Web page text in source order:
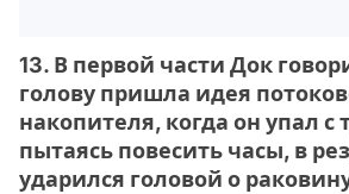
13. В первой части Док
голову пришла идея
накопителя, когда он упал с
пытаясь повесить часы, в
ударился головой о